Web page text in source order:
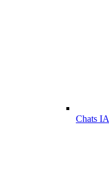
Chats IA